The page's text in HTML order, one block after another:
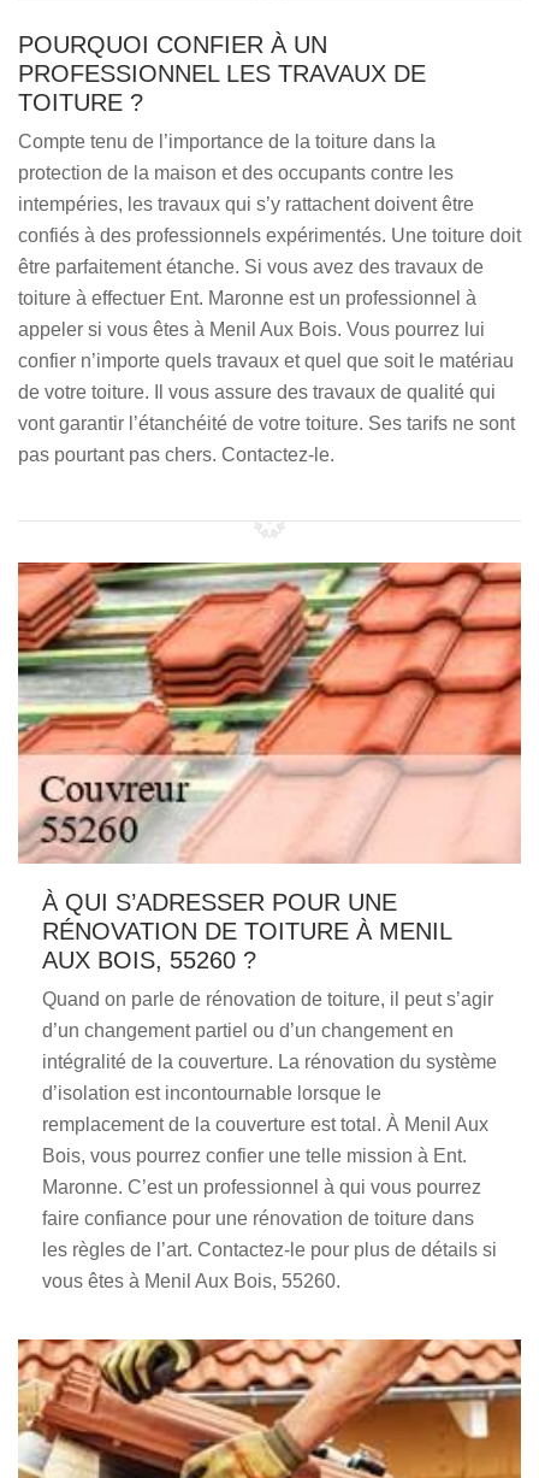
POURQUOI CONFIER À UN
PROFESSIONNEL LES TRAVAUX DE
TOITURE ?
Compte tenu de l’importance de la toiture dans la
protection de la maison et des occupants contre les
intempéries, les travaux qui s’y rattachent doivent être
confiés à des professionnels expérimentés. Une toiture doit
être parfaitement étanche. Si vous avez des travaux de
toiture à effectuer Ent. Maronne est un professionnel à
appeler si vous êtes à Menil Aux Bois. Vous pourrez lui
confier n’importe quels travaux et quel que soit le matériau
de votre toiture. Il vous assure des travaux de qualité qui
vont garantir l’étanchéité de votre toiture. Ses tarifs ne sont
pas pourtant pas chers. Contactez-le.
À QUI S’ADRESSER POUR UNE
RÉNOVATION DE TOITURE À MENIL
AUX BOIS, 55260 ?
Quand on parle de rénovation de toiture, il peut s’agir
d’un changement partiel ou d’un changement en
intégralité de la couverture. La rénovation du système
d’isolation est incontournable lorsque le
remplacement de la couverture est total. À Menil Aux
Bois, vous pourrez confier une telle mission à Ent.
Maronne. C’est un professionnel à qui vous pourrez
faire confiance pour une rénovation de toiture dans
les règles de l’art. Contactez-le pour plus de détails si
vous êtes à Menil Aux Bois, 55260.